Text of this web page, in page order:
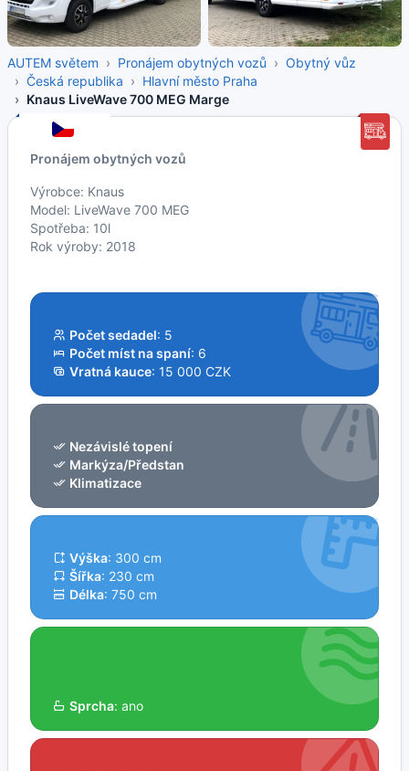
AUTEM světem Pronájem obytných vozů
Obytný vůz
Česká republika
Hlavní město Praha
Knaus LiveWave 700 MEG Marge
Pronájem obytných vozů
Výrobce: Knaus
Model: LiveWave 700 MEG
Spotřeba: 10l
Rok výroby: 2018
Počet sedadel: 5
Počet míst na spaní: 6
Vratná kauce: 15 000 CZK
Nezávislé topení
Markýza/Předstan
Klimatizace
Výška: 300 cm
Šířka: 230 cm
Délka: 750 cm
Sprcha: ano